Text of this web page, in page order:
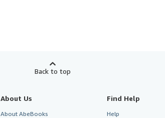
Back to top
About Us
About AbeBooks
Find Help
Help